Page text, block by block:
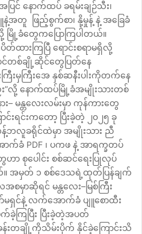
ြင် နောက်ထပ် ခရမ်းချဉ်သီး၊
အတူ ဖြည့်စွက်စာ၊ နို့မှုန့် နဲ့ အခြေခံ
မြို့ခံတွေကပြောကြပါတယ်။
ထားကြပြီ ရောင်းစရာမရှိလို့
င်တစ်ချို့ဆိုင်တွေပြတ်နေ
းမှကြီးအေ နှစ်ဆနီးပါးကိုတက်နေ
နောက်ထပ်မြို့ခံအမျိုးသားတစ်
ား– မန္တလေးလမ်းမှာ ကုန်ကားတွေ
ရင်းကတော့ ပြီးခဲ့တဲ့ ၂၀၂၅ ခု
လူခရိုင်ထဲမှာ အမျိုးသား ညီ
ခံ PDF ၊ ပကဖ နဲ့ အာရက္ခတပ်
ဟာ စုပေါင်း စစ်ဆင်ရေးပြုလုပ်
ယ်။ အမှတ် ၁ စစ်‌ဒေသရဲ့ထုတ်ပြန်ချက်
မှာဆိုရင် မန္တလေး–မြစ်ကြီး
ာ်မရှင်နဲ့ လက်အောက်ခံ ပျူစောထီး
ကြပြီး ပြီးခဲ့တဲ့အပတ်
းတချို့ကိုသိမ်းပိုက် နိုင်ခဲ့ကြောင်းသိ